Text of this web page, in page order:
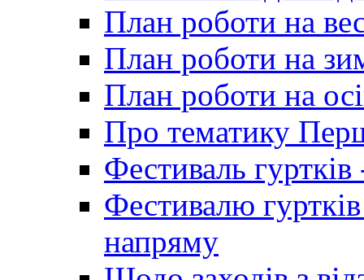
План роботи на
План роботи на
План роботи на
Про тематику
Фестиваль
Фестивалю
напряму